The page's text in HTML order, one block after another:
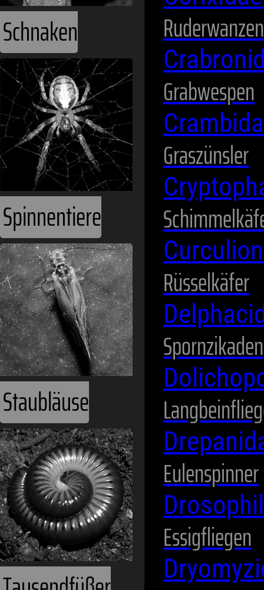
Schnaken
Spinnentiere
Staubläuse
Ruderwanzen
Grabwespen
Graszünsler
Rüsselkäfer
Spornzikaden
Eulenspinner
Essigfliegen